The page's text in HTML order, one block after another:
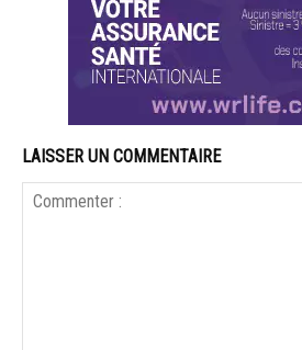
LAISSER UN COMMENTAIRE